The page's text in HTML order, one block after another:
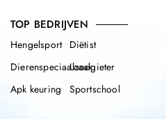
TOP BEDRIJVEN
Hengelsport
Dierenspeciaalzaak
Apk keuring
Diëtist
Loodgieter
Sportschool